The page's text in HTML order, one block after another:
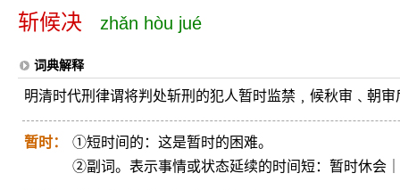
斩候决 zhǎn hòu jué
词典解释
明清时代刑律谓将判处斩刑的犯人暂时监禁﹐候秋审﹑朝
暂时：
①短时间的：这是暂时的困难。
②副词。表示事情或状态延续的时间短：暂时休会